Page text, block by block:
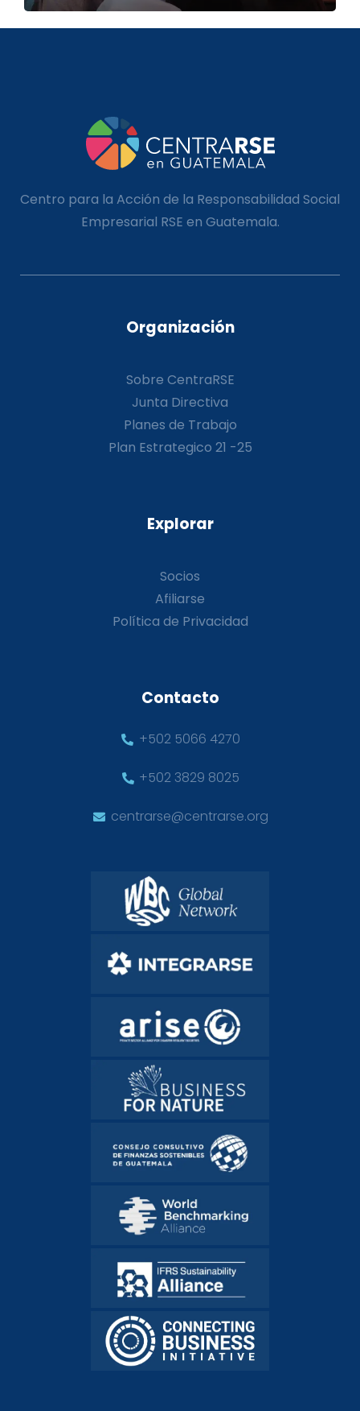
Centro para la Acción de la Responsabilidad Social
Empresarial RSE en Guatemala.
Organización
Sobre CentraRSE
Junta Directiva
Planes de Trabajo
Plan Estrategico 21 -25
Explorar
Socios
Afiliarse
Política de Privacidad
Contacto
+502 5066 4270
+502 3829 8025
centrarse@centrarse.org